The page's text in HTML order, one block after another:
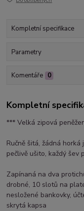
Kompletní specifikace
Parametry
Komentáře 0
Kompletní
*** Velká zipová
Ručně šitá, žádná
pečlivě ušito, každý šev
Zapínaná na dva
drobné, 10 slotů na
nesložené bankovky,
skrytá kapsa